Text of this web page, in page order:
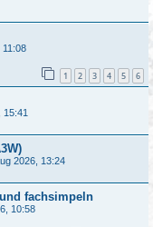
11:08
1 2 3 4 5 6
15:41
2026, 13:24
fachsimpeln
10:58